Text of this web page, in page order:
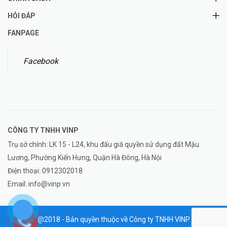
HỎI ĐÁP
FANPAGE
Facebook
CÔNG TY TNHH VINP
Trụ sở chính: LK 15 - L24, khu đấu giá quyền sử dụng đất Mậu
Lương, Phường Kiến Hưng, Quận Hà Đông, Hà Nội
Điện thoại: 0912302018
Email: info@vinp.vn
@2018 - Bản quyền thuộc về Công ty TNHH VINP